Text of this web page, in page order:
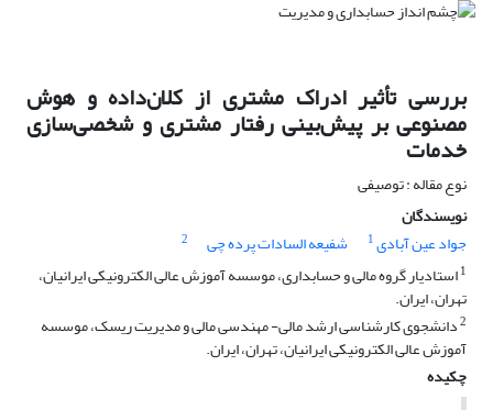
بررسی تأثیر ادراک مشتری از کلان‌داده و هوش
مصنوعی بر پیش‌بینی رفتار مشتری و شخصی‌سازی
خدمات
نوع مقاله : توصیفی
نویسندگان
جواد عین آبادی1 شفیعه السادات پرده چی
2
1استادیار گروه مالی و حسابداری، موسسه آموزش عالی الکترونیکی ایرانیان،
تهران، ایران.
2دانشجوی کارشناسی ارشد مالی- مهندسی مالی و مدیریت ریسک، موسسه
آموزش عالی الکترونیکی ایرانیان، تهران، ایران.
چکیده